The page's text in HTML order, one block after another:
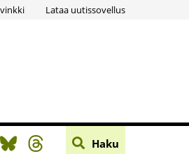
Lataa uutissovellus
Haku